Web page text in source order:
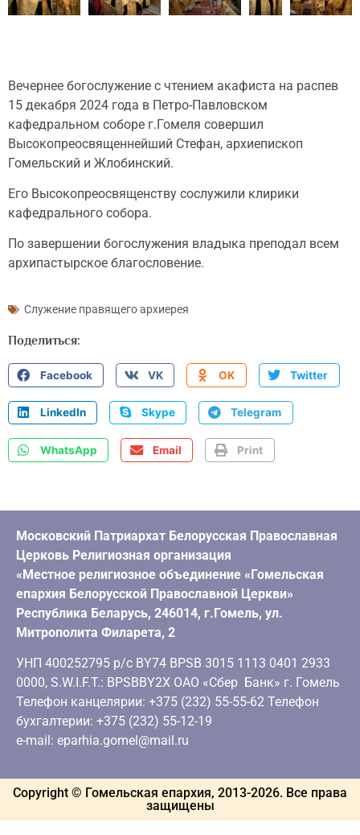
Вечернее богослужение с чтением акафиста на распев
15 декабря 2024 года в Петро-Павловском
кафедральном соборе г.Гомеля совершил
Высокопреосвященнейший Стефан, архиепископ
Гомельский и Жлобинский.
Его Высокопреосвященству сослужили клирики
кафедрального собора.
По завершении богослужения владыка преподал всем
архипастырское благословение.
Служение правящего архиерея
Поделиться:
Facebook VK OK Twitter
LinkedIn Skype Telegram
WhatsApp Email Print
Московский Патриархат Белорусская Православная
Церковь Религиозная организация
«Местное религиозное объединение «Гомельская
епархия Белорусской Православной Церкви»
Республика Беларусь, 246014, г.Гомель, ул.
Митрополита Филарета, 2
УНП 400252795 р/с BY74 BPSB 3015 1113 0401 2933
0000, S.W.I.F.T.: BPSBBY2X ОАО «Сбер Банк» г. Гомель
Телефон канцелярии: +375 (232) 55-55-62 Телефон
бухгалтерии: +375 (232) 55-12-19
e-mail: eparhia.gomel@mail.ru
Copyright © Гомельская епархия, 2013-2026. Все права
защищены